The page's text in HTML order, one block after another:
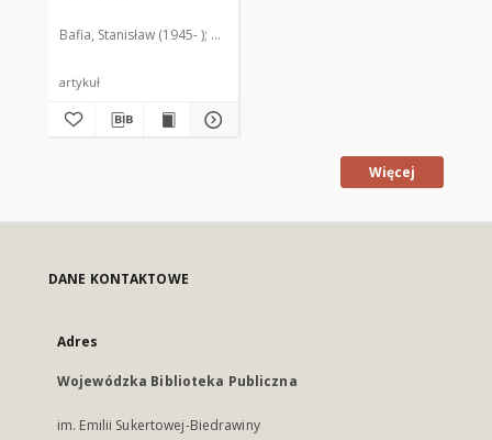
Bafia, Stanisław (1945- ) Guzowski, Jan (1955- ). Redaktor naczelny
artykuł
Więcej
DANE KONTAKTOWE
Adres
Wojewódzka Biblioteka Publiczna
im. Emilii Sukertowej-Biedrawiny